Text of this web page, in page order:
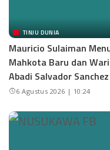
TINJU DUNIA
Mauricio Sulaiman
Mahkota Baru dan
Abadi Salvador Sanchez
6 Agustus 2026 | 10:24